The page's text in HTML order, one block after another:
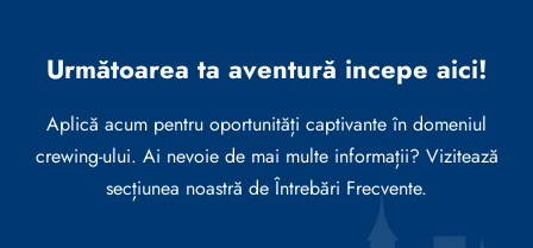
Următoarea ta aventură incepe aici!
Aplică acum pentru oportunități captivante în domeniul
crewing-ului. Ai nevoie de mai multe informații? Vizitează
secțiunea noastră de Întrebări Frecvente.